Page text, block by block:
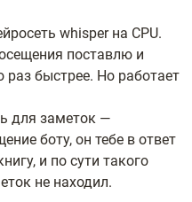
whisper на CPU.
поставлю и
раз быстрее. Но работает
для заметок —
боту, он тебе в ответ
и по сути такого
не находил.